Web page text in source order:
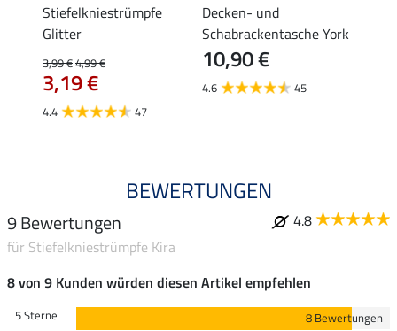
Stiefelkniestrümpfe
Glitter
3,99 €4,99 €
3,19 €
4.4 47
Decken- und
Schabrackentasche York
10,90 €
4.6 45
BEWERTUNGEN
9 Bewertungen
4.8
für Stiefelkniestrümpfe Kira
8 von 9 Kunden würden diesen Artikel empfehlen
5 Sterne
8 Bewertungen